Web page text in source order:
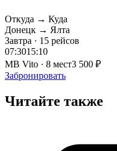
Откуда → Куда
Донецк → Ялта
Завтра · 15 рейсов
07:3015:10
MB Vito · 8 мест3 500 ₽
Забронировать
Читайте также